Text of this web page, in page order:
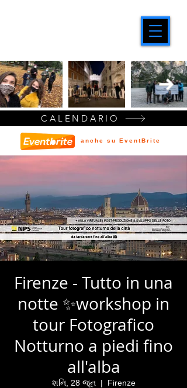
Firenze - Tutto in una
notte ✨workshop in
tour Fotografico
Notturno a piedi fino
all'alba
શનિ, 28 જૂન
  |
Firenze
CALENDARIO
anche su EventBrite